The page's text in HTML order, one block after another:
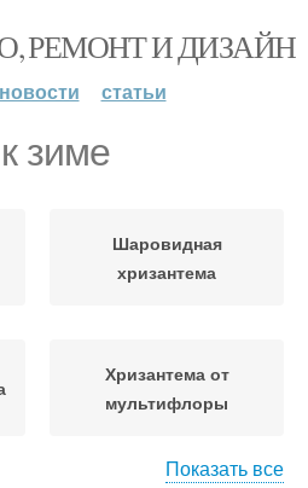
РЕМОНТ И ДИЗАЙН
новости статьи
зиме
Шаровидная
хризантема
Хризантема от
мультифлоры
Показать все